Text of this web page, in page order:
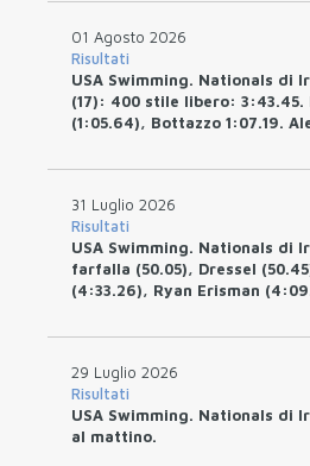
01 Agosto 2026
Risultati
USA Swimming. Nationals di
(17): 400 stile libero: 3:43.45.
(1:05.64), Bottazzo 1:07.19.
31 Luglio 2026
Risultati
USA Swimming. Nationals di
farfalla (50.05), Dressel
(4:33.26), Ryan Erisman
29 Luglio 2026
Risultati
USA Swimming. Nationals di
al mattino.